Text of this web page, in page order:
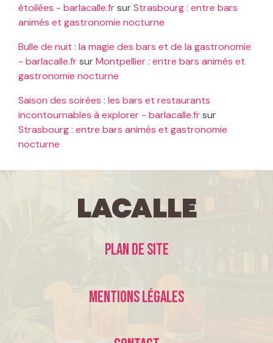
étoilées - barlacalle.frsurStrasbourg : entre bars
animés et gastronomie nocturne
Bulle de nuit : la magie des bars et de la gastronomie
- barlacalle.frsurMontpellier : entre bars animés et
gastronomie nocturne
Saison des soirées : les bars et restaurants
incontournables à explorer - barlacalle.frsur
Strasbourg : entre bars animés et gastronomie
nocturne
LaCalle
Plan de site
Mentions légales